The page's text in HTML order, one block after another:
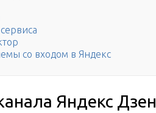
со входом в Яндекс
Яндекс Дзен